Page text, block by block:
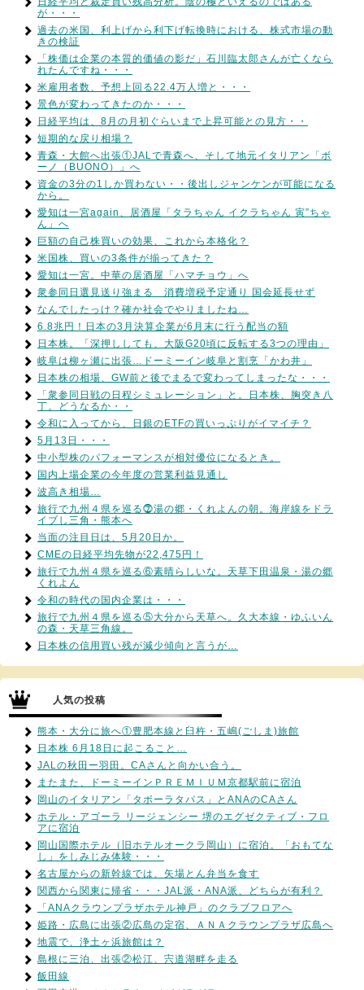
が・・・
過去の米国、利上げから利下げ転換時における、株式市場の動
きの検証
「株価は企業の本質的価値の影だ」石川臨太郎さんが亡くなら
れたんですね・・・
米雇用者数、予想上回る22.4万人増と・・・
景色が変わってきたのか・・・
日経平均は、8月の月初ぐらいまで上昇可能との見方・・
短期的な戻り相場？
青森・大館へ出張①JALで青森へ、そして地元イタリアン「ボ
ーノ（BUONO）」へ
資金の3分の1しか買わない・・後出しジャンケンが可能になる
から。
愛知は一宮again、居酒屋「タラちゃん イクラちゃん 寅”ちゃ
ん」へ
巨額の自己株買いの効果、これから本格化？
米国株、買いの3条件が揃ってきた？
愛知は一宮。中華の居酒屋「ハマチョウ」へ
衆参同日選見送り強まる 消費増税予定通り 国会延長せず
なんでしたっけ？確か社会でやりましたね…
6.8兆円！日本の3月決算企業が6月末に行う配当の額
日本株。「深押ししても、大阪G20頃に反転する3つの理由」
岐阜は柳ヶ瀬に出張…ドーミーイン岐阜と割烹「かわ井」
日本株の相場、GW前と後でまるで変わってしまったな・・・
「衆参同日戦の日程シミュレーション」と。日本株、胸突き八
丁。どうなるか・・
令和に入ってから、日銀のETFの買いっぷりがイマイチ？
5月13日・・・
中小型株のパフォーマンスが相対優位になるとき。
国内上場企業の今年度の営業利益見通し
波高き相場…
旅行で九州４県を巡る⓻湯の郷・くれよんの朝。海岸線をドラ
イブし三角・熊本へ
当面の注目日は、5月20日か。
CMEの日経平均先物が22,475円！
旅行で九州４県を巡る⑥素晴らしいな。天草下田温泉・湯の郷
くれよん
令和の時代の国内企業は・・・
旅行で九州４県を巡る⑤大分から天草へ。久大本線・ゆふいん
の森・天草三角線。
日本株の信用買い残が減少傾向と言うが…
人気の投稿
熊本・大分に旅へ①豊肥本線と臼杵・五嶋(ごしま)旅館
日本株 6月18日に起こること…
JALの秋田ー羽田。CAさんと向かい合う。
またまた、ドーミーインＰＲＥＭＩＵＭ京都駅前に宿泊
岡山のイタリアン「タボーラタパス」とANAのCAさん
ホテル・アゴーラ リージェンシー 堺のエグゼクティブ・フロ
アに宿泊
岡山国際ホテル（旧ホテルオークラ岡山）に宿泊。「おもてな
し」をしみじみ体験・・・
名古屋からの新幹線では、矢場とん弁当を食す
関西から関東に帰省・・・JAL派・ANA派、どちらが有利？
「ANAクラウンプラザホテル神戸」のクラブフロアへ
姫路・広島に出張②広島の定宿、ＡＮＡクラウンプラザ広島へ
地震で、浄土ヶ浜旅館は？
島根に三泊、出張②松江、宍道湖畔を走る
飯田線